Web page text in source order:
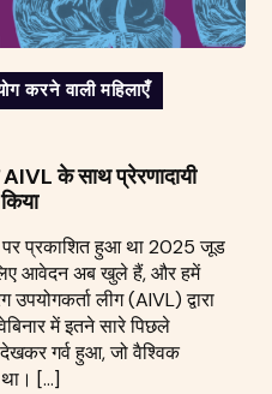
करने वाली महिलाएँ
AIVL के साथ प्रेरणादायी
प्रकाशित हुआ था 2025 जूड
लिए आवेदन अब खुले हैं, और हमें
लीग (AIVL) द्वारा
में इतने सारे पिछले
गर्व हुआ, जो वैश्विक
था। […]